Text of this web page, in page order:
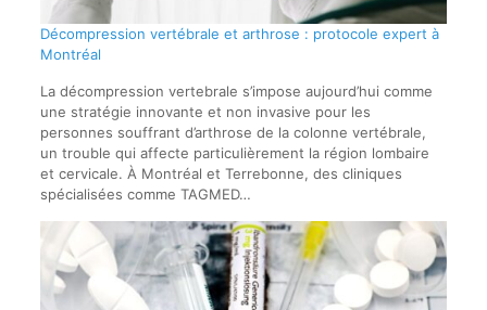
Décompression vertébrale et arthrose : protocole expert à
Montréal
La décompression vertebrale s’impose aujourd’hui comme
une stratégie innovante et non invasive pour les
personnes souffrant d’arthrose de la colonne vertébrale,
un trouble qui affecte particulièrement la région lombaire
et cervicale. À Montréal et Terrebonne, des cliniques
spécialisées comme TAGMED…